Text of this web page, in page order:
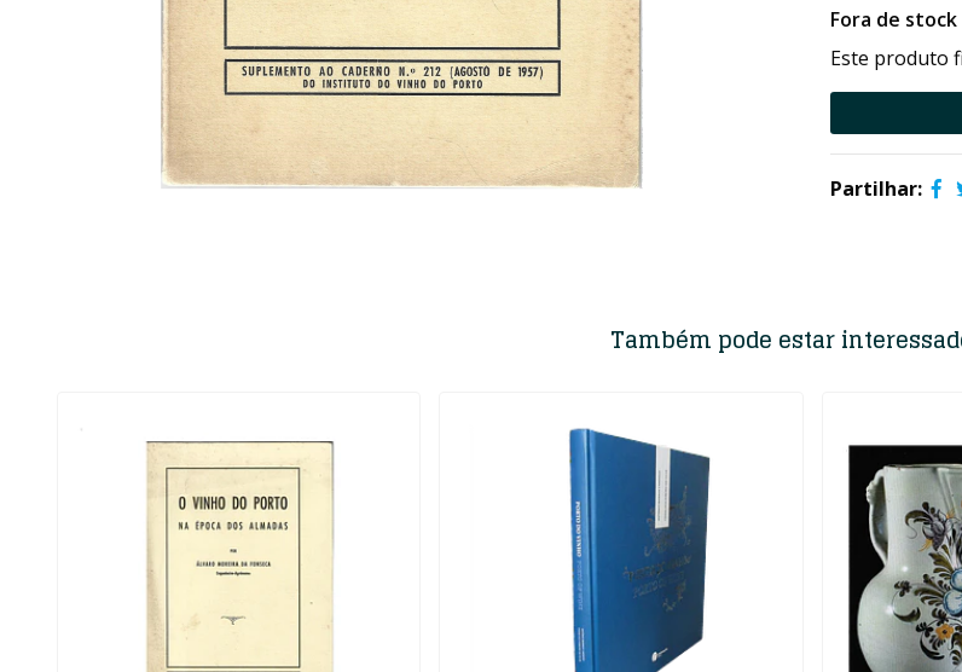
Fora de stock
Este produto
Partilhar:
Também pode estar